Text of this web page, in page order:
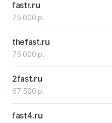
fastr.ru
75 000 р.
thefast.ru
75 000 р.
2fast.ru
67 500 р.
fast4.ru